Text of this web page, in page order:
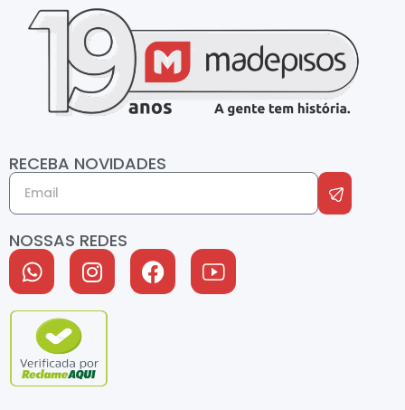
RECEBA NOVIDADES
NOSSAS REDES